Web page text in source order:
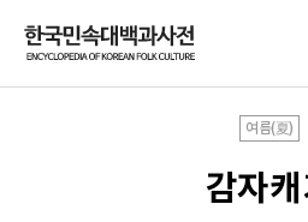
여름(夏)
감자캐